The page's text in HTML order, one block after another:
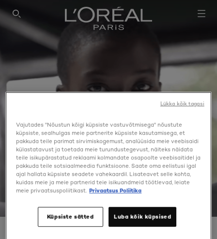
SEARCH THIS SITE
Vajutades "Nõustun kõigi küpsiste vastuvõtmisega" nõustute
küpsiste, sealhulgas meie partnerite küpsiste kasutamisega, et
pakkuda teile parimat sirvimiskogemust, analüüsida meie veebisaidi
külastatavust ja toetada meie turundustegevust, näiteks näidata
teile isikupärastatud reklaami kolmandate osapoolte veebisaitidel ja
pakkuda teile sotsiaalmeedia funktsioone. Saate oma eelistusi igal
ajal hallata küpsiste seadete vahekaardil. Lisateavet selle kohta,
kuidas meie ja meie partnerid teie isikuandmeid töötlevad, leiate
meie privaatsuspoliitikast. Privaatsus Poliitika
Küpsiste sätted Luba kõik küpsised
Lükka kõik tagasi